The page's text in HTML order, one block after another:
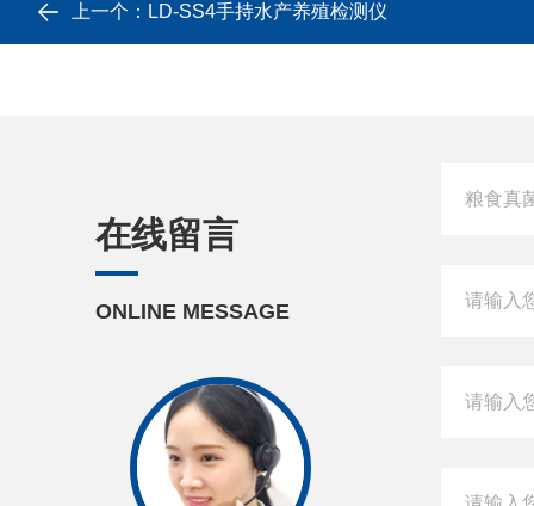
上一个： LD-SS4手持水产养殖检测仪
在线留言
ONLINE MESSAGE